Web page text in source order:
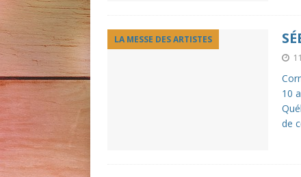
LA MESSE DES ARTISTES
10
de